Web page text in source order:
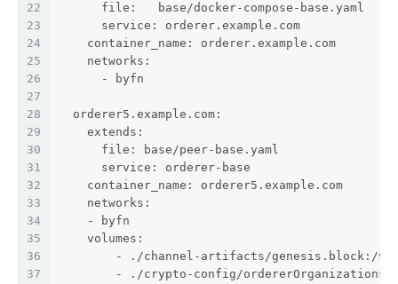
22
23
24
25
26
27
28
29
30
31
32
33
34
35
36
37
      file:   base/docker-compose-base.yaml
      service: orderer.example.com
    container_name: orderer.example.com
    networks:
      - byfn
  orderer5.example.com:
    extends:
      file: base/peer-base.yaml
      service: orderer-base
    container_name: orderer5.example.com
    networks:
    - byfn
    volumes:
- ./channel-artifacts/genesis.block:/
- ./crypto-config/